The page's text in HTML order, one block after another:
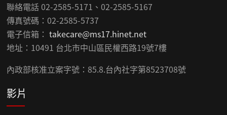
聯絡電話 02-2585-5171、02-2585-5167
傳真號碼：02-2585-5737
電子信箱：takecare@ms17.hinet.net
地址：10491 台北市中山區民權西路19號7樓
內政部核准立案字號：85.8.台內社字第8523708號
影片